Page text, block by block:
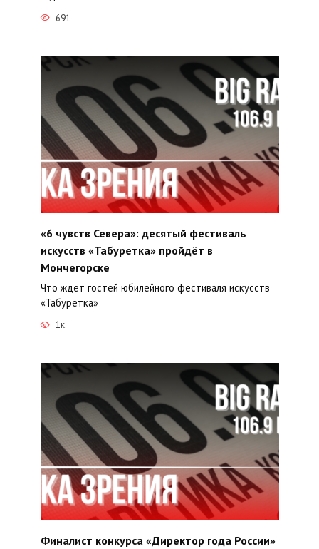
691
«6 чувств Севера»: десятый фестиваль
искусств «Табуретка» пройдёт в
Мончегорске
Что ждёт гостей юбилейного фестиваля искусств
«Табуретка»
1к.
Финалист конкурса «Директор года России»